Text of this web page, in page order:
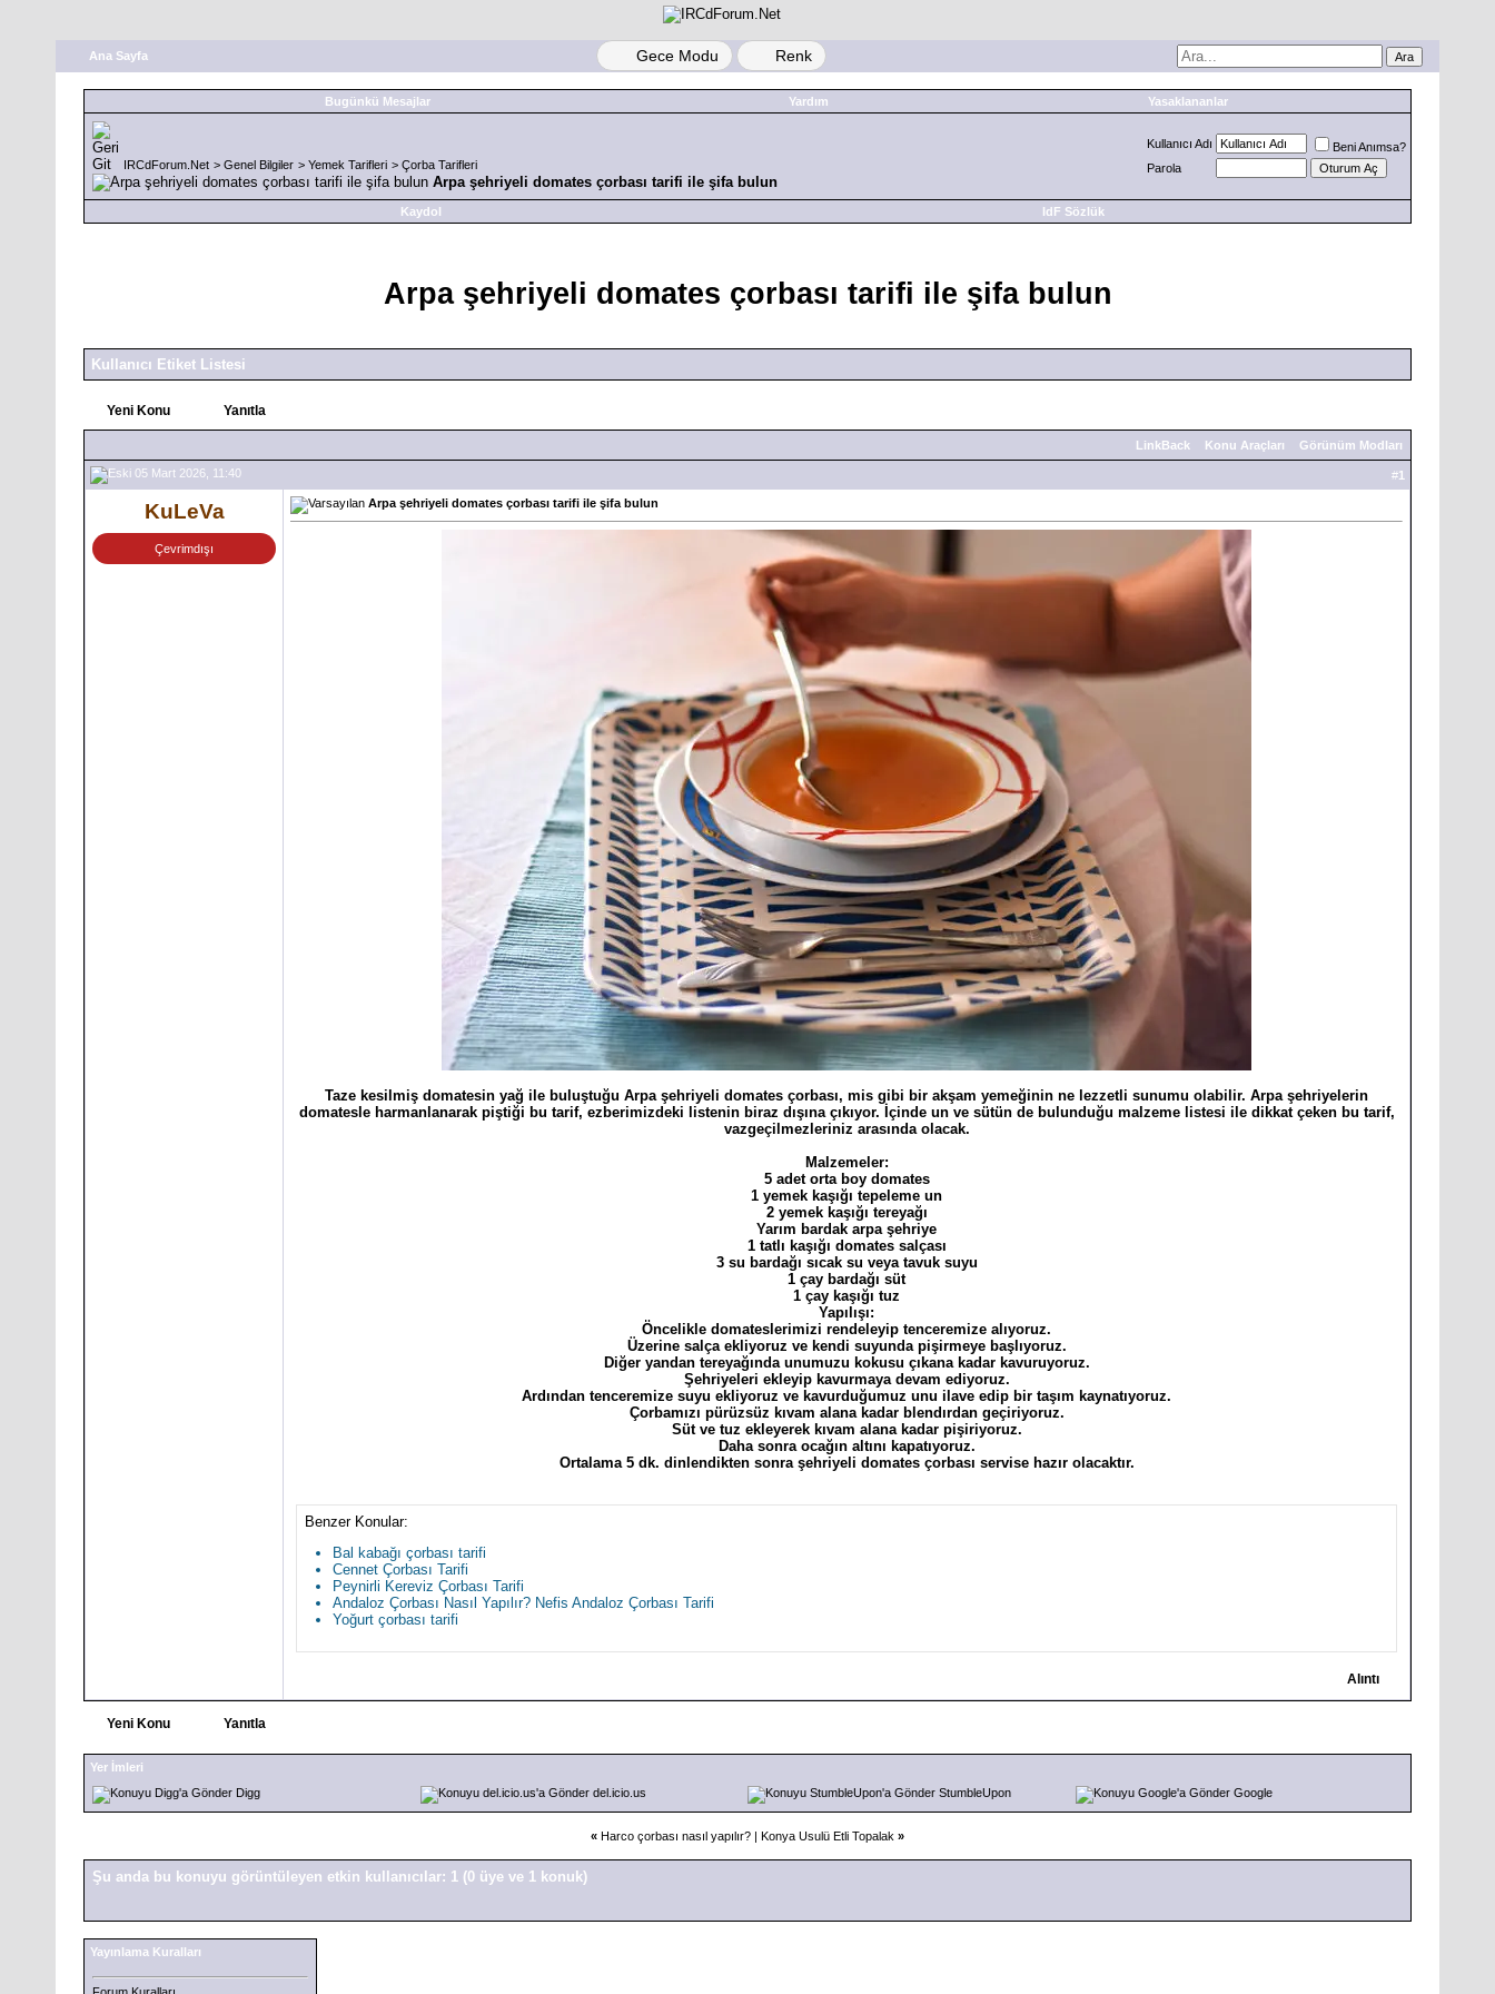
Ana Sayfa Gece Modu Renk
Bugünkü Mesajlar Yardım Yasaklananlar
IRCdForum.Net > Genel Bilgiler > Yemek Tarifleri > Çorba Tarifleri
Arpa şehriyeli domates çorbası tarifi ile şifa bulun
Kullanıcı Adı
Beni Anımsa?
Parola
Kaydol IdF Sözlük
Arpa şehriyeli domates çorbası tarifi ile şifa bulun
Kullanıcı Etiket Listesi
Yeni Konu Yanıtla
LinkBack Konu Araçları Görünüm Modları
05 Mart 2026, 11:40 #1
KuLeVa
Çevrimdışı
Arpa şehriyeli domates çorbası tarifi ile şifa bulun
Taze kesilmiş domatesin yağ ile buluştuğu Arpa şehriyeli domates çorbası, mis gibi bir akşam yemeğinin ne lezzetli sunumu olabilir. Arpa şehriyelerin
domatesle harmanlanarak piştiği bu tarif, ezberimizdeki listenin biraz dışına çıkıyor. İçinde un ve sütün de bulunduğu malzeme listesi ile dikkat çeken bu tarif,
vazgeçilmezleriniz arasında olacak.
Malzemeler:
5 adet orta boy domates
1 yemek kaşığı tepeleme un
2 yemek kaşığı tereyağı
Yarım bardak arpa şehriye
1 tatlı kaşığı domates salçası
3 su bardağı sıcak su veya tavuk suyu
1 çay bardağı süt
1 çay kaşığı tuz
Yapılışı:
Öncelikle domateslerimizi rendeleyip tenceremize alıyoruz.
Üzerine salça ekliyoruz ve kendi suyunda pişirmeye başlıyoruz.
Diğer yandan tereyağında unumuzu kokusu çıkana kadar kavuruyoruz.
Şehriyeleri ekleyip kavurmaya devam ediyoruz.
Ardından tenceremize suyu ekliyoruz ve kavurduğumuz unu ilave edip bir taşım kaynatıyoruz.
Çorbamızı pürüzsüz kıvam alana kadar blendırdan geçiriyoruz.
Süt ve tuz ekleyerek kıvam alana kadar pişiriyoruz.
Daha sonra ocağın altını kapatıyoruz.
Ortalama 5 dk. dinlendikten sonra şehriyeli domates çorbası servise hazır olacaktır.
Benzer Konular:
Bal kabağı çorbası tarifi
Cennet Çorbası Tarifi
Peynirli Kereviz Çorbası Tarifi
Andaloz Çorbası Nasıl Yapılır? Nefis Andaloz Çorbası Tarifi
Yoğurt çorbası tarifi
Alıntı
Yeni Konu Yanıtla
Yer İmleri
Digg
del.icio.us StumbleUpon Google
« Harco çorbası nasıl yapılır? | Konya Usulü Etli Topalak »
Şu anda bu konuyu görüntüleyen etkin kullanıcılar: 1 (0 üye ve 1 konuk)
Yayınlama Kuralları